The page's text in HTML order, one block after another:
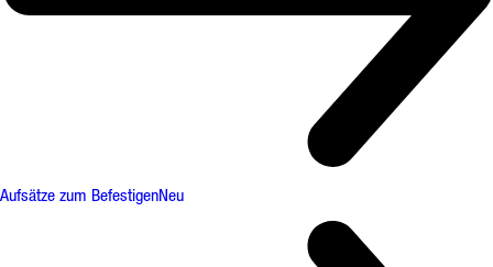
Aufsätze zum BefestigenNeu